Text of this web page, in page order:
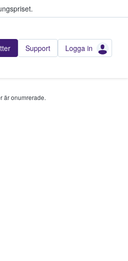
Support Logga in
är onumrerade.